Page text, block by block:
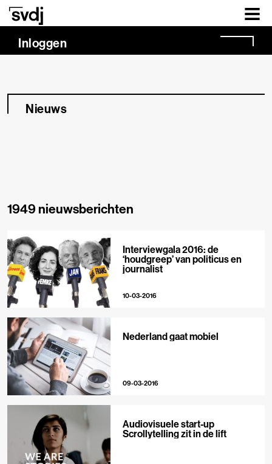
Naar hoofdinhoud
Inloggen
Nieuws
1949 nieuwsberichten
Interviewgala 2016: de
‘houdgreep’ van politicus en
journalist
10-03-2016
Nederland gaat mobiel
09-03-2016
Audiovisuele start-up
Scrollytelling zit in de lift